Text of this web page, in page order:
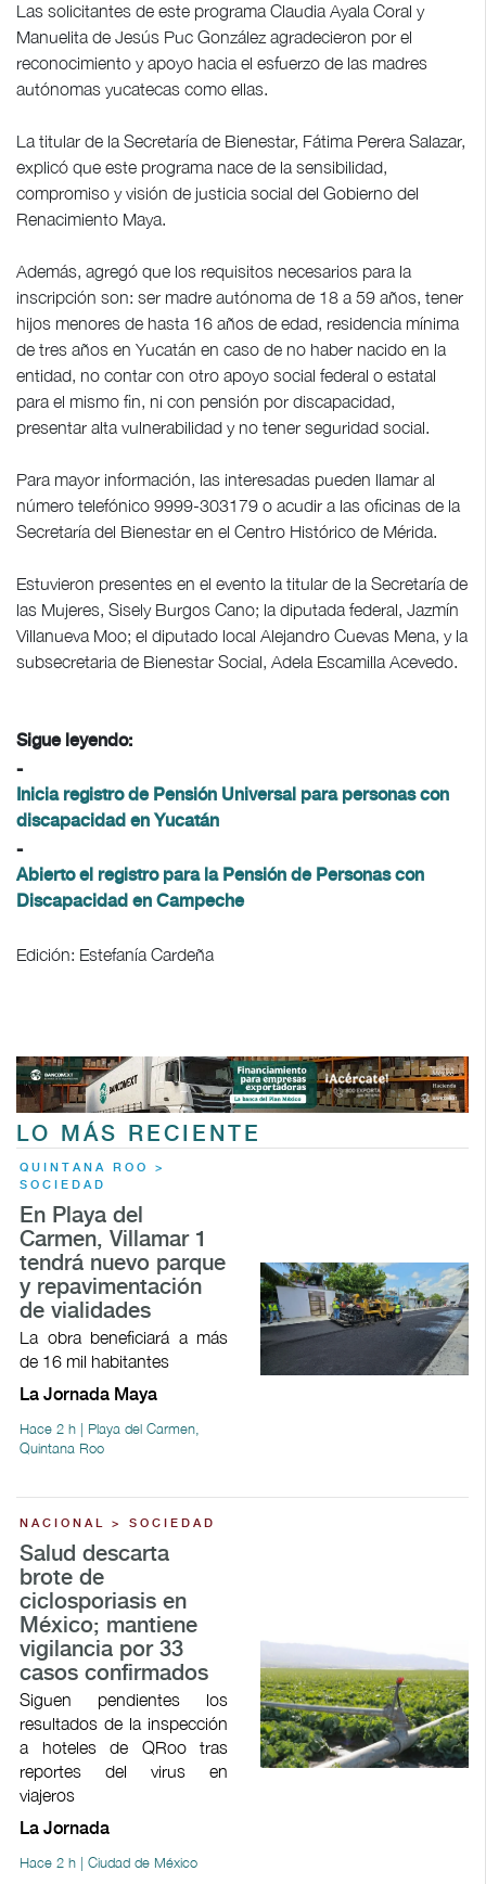
Las solicitantes de este programa Claudia Ayala Coral y
Manuelita de Jesús Puc González agradecieron por el
reconocimiento y apoyo hacia el esfuerzo de las madres
autónomas yucatecas como ellas.
La titular de la Secretaría de Bienestar, Fátima Perera Salazar,
explicó que este programa nace de la sensibilidad,
compromiso y visión de justicia social del Gobierno del
Renacimiento Maya.
Además, agregó que los requisitos necesarios para la
inscripción son: ser madre autónoma de 18 a 59 años, tener
hijos menores de hasta 16 años de edad, residencia mínima
de tres años en Yucatán en caso de no haber nacido en la
entidad, no contar con otro apoyo social federal o estatal
para el mismo fin, ni con pensión por discapacidad,
presentar alta vulnerabilidad y no tener seguridad social.
Para mayor información, las interesadas pueden llamar al
número telefónico 9999-303179 o acudir a las oficinas de la
Secretaría del Bienestar en el Centro Histórico de Mérida.
Estuvieron presentes en el evento la titular de la Secretaría de
las Mujeres, Sisely Burgos Cano; la diputada federal, Jazmín
Villanueva Moo; el diputado local Alejandro Cuevas Mena, y la
subsecretaria de Bienestar Social, Adela Escamilla Acevedo.
Sigue leyendo:
-
Inicia registro de Pensión Universal para personas con
discapacidad en Yucatán
-
Abierto el registro para la Pensión de Personas con
Discapacidad en Campeche
Edición: Estefanía Cardeña
LO MÁS RECIENTE
QUINTANA ROO >
SOCIEDAD
En Playa del
Carmen, Villamar 1
tendrá nuevo parque
y repavimentación
de vialidades
La obra beneficiará a más
de 16 mil habitantes
La Jornada Maya
Hace 2 h | Playa del Carmen,
Quintana Roo
NACIONAL > SOCIEDAD
Salud descarta
brote de
ciclosporiasis en
México; mantiene
vigilancia por 33
casos confirmados
Siguen pendientes los
resultados de la inspección
a hoteles de QRoo tras
reportes del virus en
viajeros
La Jornada
Hace 2 h | Ciudad de México